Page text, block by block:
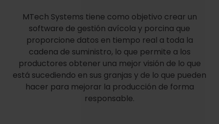
MTech Systems tiene como objetivo crear un
software de gestión avícola y porcina que
proporcione datos en tiempo real a toda la
cadena de suministro, lo que permite a los
productores obtener una mejor visión de lo que
está sucediendo en sus granjas y de lo que pueden
hacer para mejorar la producción de forma
responsable.